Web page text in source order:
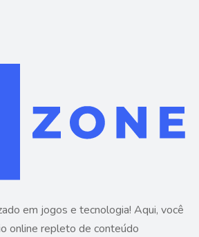
em jogos e tecnologia! Aqui, você
online repleto de conteúdo